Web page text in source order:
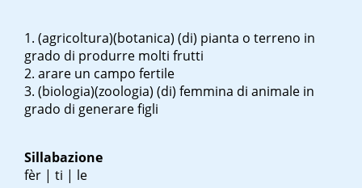
(agricoltura)(botanica) (di) pianta o terreno in
grado di produrre molti frutti
arare un campo fertile
(biologia)(zoologia) (di) femmina di animale in
grado di generare figli
Sillabazione
fèr | ti | le